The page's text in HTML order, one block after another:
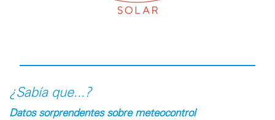
¿Sabía que...?
Datos sorprendentes sobre meteocontrol